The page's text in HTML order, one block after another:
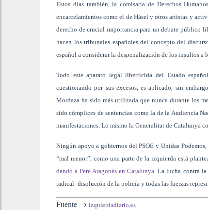
Estos días también, la comisaria de Derechos
encarcelamientos como el de Hásel y otros artistas y
derecho de crucial importancia para un debate público
hacen los tribunales españoles del concepto del
español a considerar la despenalización de los insultos
Todo este aparato legal liberticida del Estado
cuestionando por sus excesos, es aplicado, sin
Mordaza ha sido más utilizada que nunca durante los
sido cómplices de sentencias como la de la Audiencia
manifestaciones. Lo mismo la Generalitat de Catalunya
Ningún apoyo a gobiernos del PSOE y Unidas
“mal menor”, como una parte de la izquierda está
dando a Pere Aragonés en Catalunya. La lucha contra la
radical: disolución de la policía y todas las fuerzas
Fuente → izquierdadiario.es